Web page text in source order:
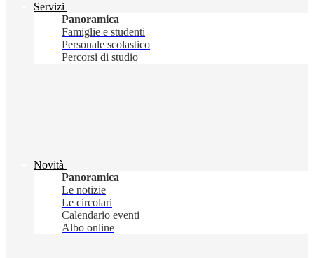
Servizi
Panoramica
Famiglie e studenti
Personale scolastico
Percorsi di studio
Novità
Panoramica
Le notizie
Le circolari
Calendario eventi
Albo online